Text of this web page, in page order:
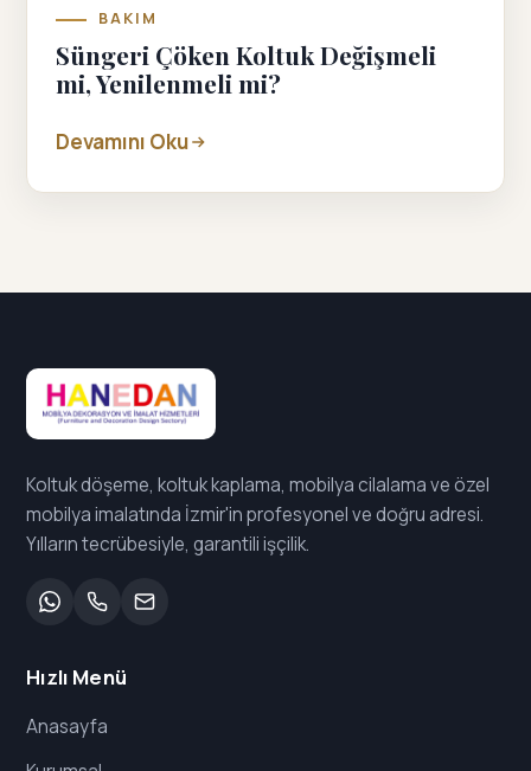
BAKIM
Süngeri Çöken Koltuk Değişmeli
mi, Yenilenmeli mi?
Devamını Oku
Koltuk döşeme, koltuk kaplama, mobilya cilalama ve özel
mobilya imalatında İzmir'in profesyonel ve doğru adresi.
Yılların tecrübesiyle, garantili işçilik.
Hızlı Menü
Anasayfa